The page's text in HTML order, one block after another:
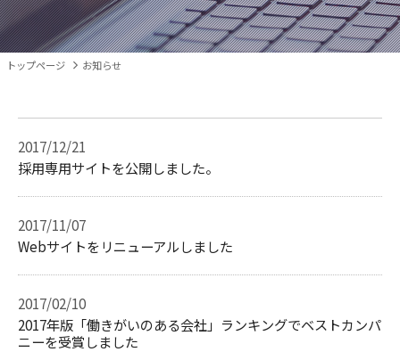
トップページ お知らせ
2017/12/21
採用専用サイトを公開しました。
2017/11/07
Webサイトをリニューアルしました
2017/02/10
2017年版「働きがいのある会社」ランキングでベストカンパ
ニーを受賞しました